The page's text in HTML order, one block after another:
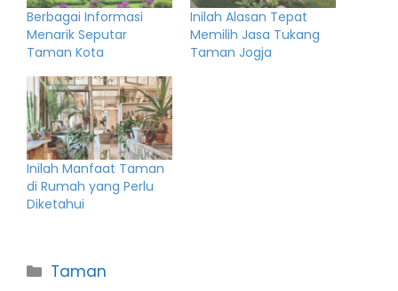
Berbagai Informasi
Menarik Seputar
Taman Kota
Inilah Alasan Tepat
Memilih Jasa Tukang
Taman Jogja
Inilah Manfaat Taman
di Rumah yang Perlu
Diketahui
Categories
Taman